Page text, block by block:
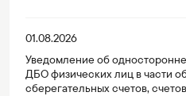
01.08.2026
Уведомление об
ДБО физических лиц в части
сберегательных счетов,